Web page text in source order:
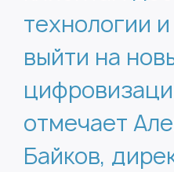
технологии
выйти на
отмечает
Байков,